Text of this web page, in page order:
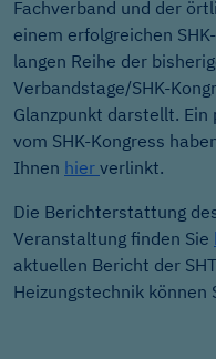
Fachverband und der
einem erfolgreichen
langen Reihe der
Verbandstage/SHK-
Glanzpunkt darstellt.
vom SHK-Kongress
Ihnen hier verlinkt.
Die Berichterstattung
Veranstaltung finden Sie
aktuellen Bericht der
Heizungstechnik können